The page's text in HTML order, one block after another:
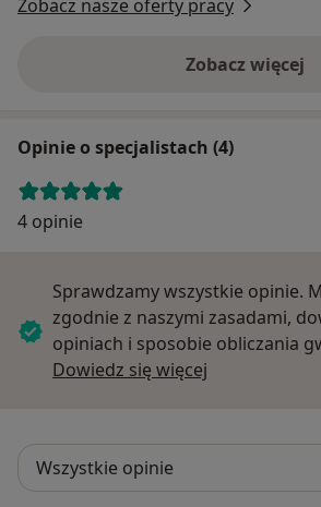
Zobacz nasze oferty pracy
Zobacz więcej
Opinie o specjalistach (4)
4 opinie
Sprawdzamy wszystkie opinie.
zgodnie z naszymi zasadami,
opiniach i sposobie obliczania
Dowiedz się więcej